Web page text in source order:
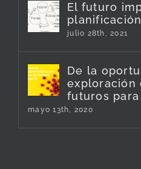
El futuro
julio 28th, 2021
De la
exploración
futuros
mayo 13th, 2020